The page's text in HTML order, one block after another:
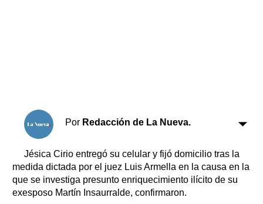
Por Redacción de La Nueva.
Jésica Cirio entregó su celular y fijó domicilio tras la
medida dictada por el juez Luis Armella en la causa en la
que se investiga presunto enriquecimiento ilícito de su
exesposo Martín Insaurralde, confirmaron.